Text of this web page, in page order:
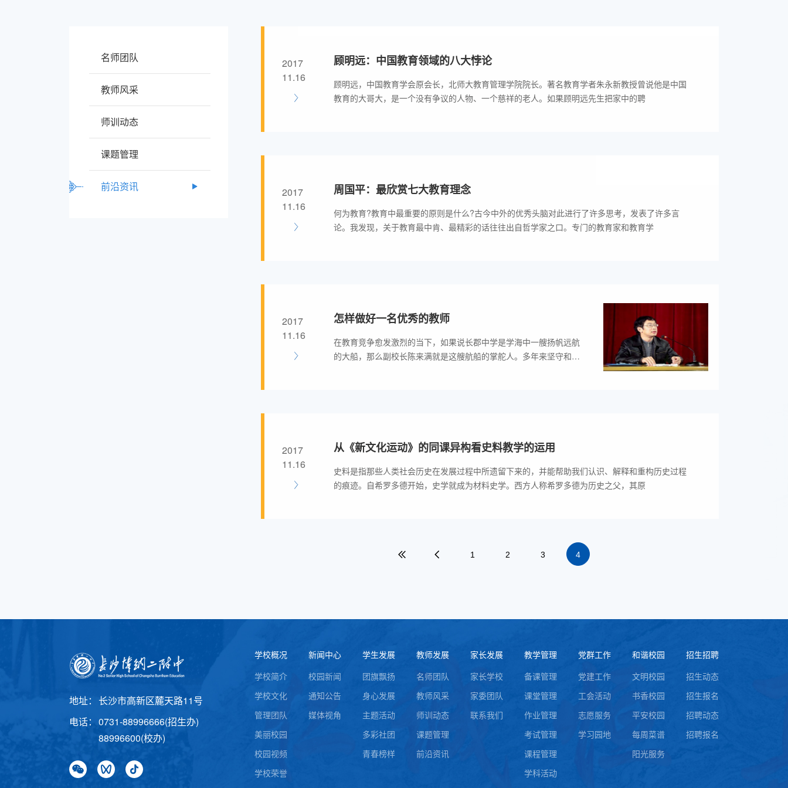
名师团队
教师风采
师训动态
课题管理
前沿资讯
2017
11.16
顾明远：中国教育领域的八大悖论
顾明远，中国教育学会原会长，北师大教育管理学院院长。著名教育学者朱永新教授曾说他是中国
教育的大哥大，是一个没有争议的人物、一个慈祥的老人。如果顾明远先生把家中的聘
2017
11.16
周国平：最欣赏七大教育理念
何为教育?教育中最重要的原则是什么?古今中外的优秀头脑对此进行了许多思考，发表了许多言
论。我发现，关于教育最中肯、最精彩的话往往出自哲学家之口。专门的教育家和教育学
2017
11.16
怎样做好一名优秀的教师
在教育竞争愈发激烈的当下，如果说长郡中学是学海中一艘扬帆远航
的大船，那么副校长陈来满就是这艘航船的掌舵人。多年来坚守和践
2017
11.16
从《新文化运动》的同课异构看史料教学的运用
史料是指那些人类社会历史在发展过程中所遗留下来的，并能帮助我们认识、解释和重构历史过程
的痕迹。自希罗多德开始，史学就成为材料史学。西方人称希罗多德为历史之父，其原
1 2 3 4
地址： 长沙市高新区麓天路11号
电话： 0731-88996666(招生办)
88996600(校办)
学校概况
学校简介
学校文化
管理团队
美丽校园
校园视频
学校荣誉
新闻中心
校园新闻
通知公告
媒体视角
学生发展
团旗飘扬
身心发展
主题活动
多彩社团
青春榜样
教师发展
名师团队
教师风采
师训动态
课题管理
前沿资讯
家长发展
家长学校
家委团队
联系我们
教学管理
备课管理
课堂管理
作业管理
考试管理
课程管理
学科活动
党群工作
党建工作
工会活动
志愿服务
学习园地
和谐校园
文明校园
书香校园
平安校园
每周菜谱
阳光服务
招生招聘
招生动态
招生报名
招聘动态
招聘报名